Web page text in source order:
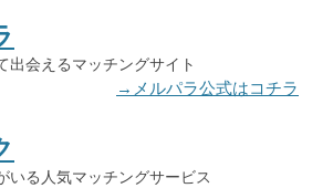
出会えるマッチングサイト
→メルパラ公式はコチラ
いる人気マッチングサービス